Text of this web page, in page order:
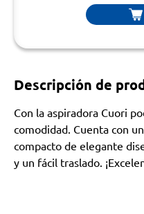
Descripción de
Con la aspiradora Cuori
comodidad. Cuenta con
compacto de elegante
y un fácil traslado.